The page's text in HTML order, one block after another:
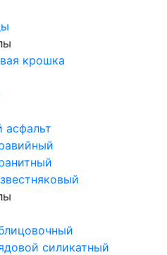
крошка
асфальт
силикатный